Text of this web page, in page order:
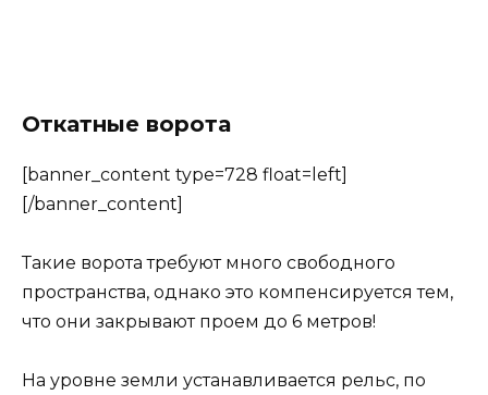
Откатные ворота
[banner_content type=728 float=left]
[/banner_content]
Такие ворота требуют много свободного
пространства, однако это компенсируется тем,
что они закрывают проем до 6 метров!
На уровне земли устанавливается рельс, по